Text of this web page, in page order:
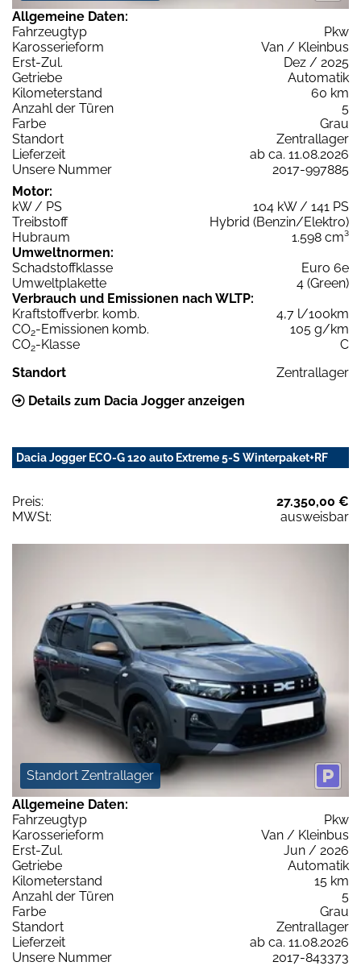
Allgemeine Daten:
Fahrzeugtyp
Pkw
Karosserieform
Van / Kleinbus
Erst-Zul.
Dez / 2025
Getriebe
Automatik
Kilometerstand
60 km
Anzahl der Türen
5
Farbe
Grau
Standort
Zentrallager
Lieferzeit
ab ca. 11.08.2026
Unsere Nummer
2017-997885
Motor:
kW / PS
104 kW / 141 PS
Treibstoff
Hybrid (Benzin/Elektro)
Hubraum
1.598 cm³
Umweltnormen:
Schadstoffklasse
Euro 6e
Umweltplakette
4 (Green)
Verbrauch und Emissionen nach WLTP:
Kraftstoffverbr. komb.
4,7 l/100km
CO2-Emissionen komb.
105 g/km
CO2-Klasse
C
Standort
Zentrallager
Details zum Dacia Jogger anzeigen
Dacia Jogger ECO-G 120 auto Extreme 5-S Winterpaket+RF
Preis:
27.350,00 €
MWSt:
ausweisbar
Standort Zentrallager
Allgemeine Daten:
Fahrzeugtyp
Pkw
Karosserieform
Van / Kleinbus
Erst-Zul.
Jun / 2026
Getriebe
Automatik
Kilometerstand
15 km
Anzahl der Türen
5
Farbe
Grau
Standort
Zentrallager
Lieferzeit
ab ca. 11.08.2026
Unsere Nummer
2017-843373